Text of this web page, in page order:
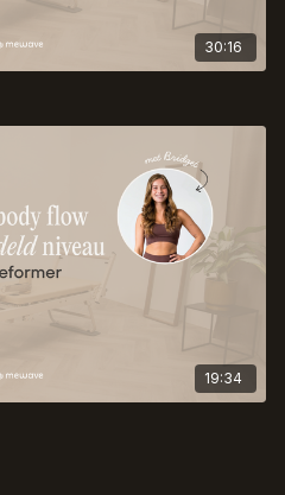
30:16
19:34